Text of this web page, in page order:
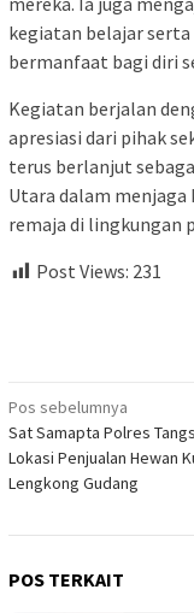
kegiatan belajar
bermanfaat bagi diri
Kegiatan berjalan
apresiasi dari pihak
terus berlanjut
Utara dalam
remaja di lingkungan
Post Views: 231
Navigasi
pos
Pos sebelumnya
Sat Samapta Polres
Lokasi Penjualan Hewan
Lengkong Gudang
POS TERKAIT